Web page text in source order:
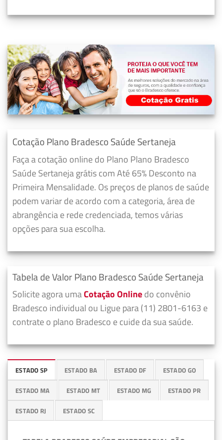
Cotação Plano Bradesco Saúde Sertaneja
Faça a cotação online do Plano Plano Bradesco
Saúde Sertaneja grátis com Até 65% Desconto na
Primeira Mensalidade. Os preços de planos de saúde
podem variar de acordo com a categoria, área de
abrangência e rede credenciada, temos várias
opções para sua escolha.
Tabela de Valor Plano Bradesco Saúde Sertaneja
Solicite agora umaCotação Onlinedo convênio
Bradesco individual ou Ligue para (11) 2801-6163 e
contrate o plano Bradesco e cuide da sua saúde.
ESTADO SP ESTADO BA ESTADO DF ESTADO GO
ESTADO MA ESTADO MT ESTADO MG ESTADO PR
ESTADO RJ ESTADO SC